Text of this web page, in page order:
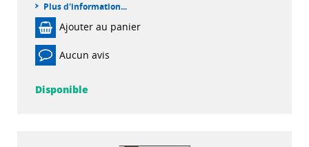
Plus d'information...
Ajouter au panier
Aucun avis
Disponible